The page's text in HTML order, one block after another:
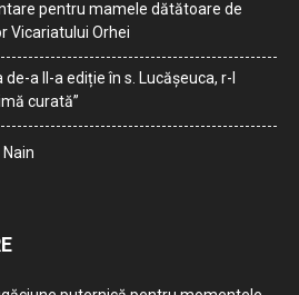
pentru mamele dătătoare de
Vicariatului Orhei
a II-a ediție în s. Lucășeuca, r-l
curată”